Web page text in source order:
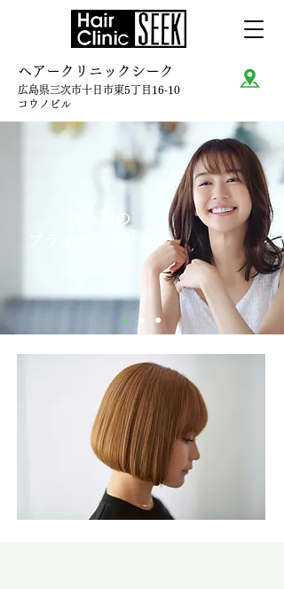
ヘアークリニックシーク
広島県三次市十日市東5丁目16-10
コウノビル
少人数の
プライベートサロン